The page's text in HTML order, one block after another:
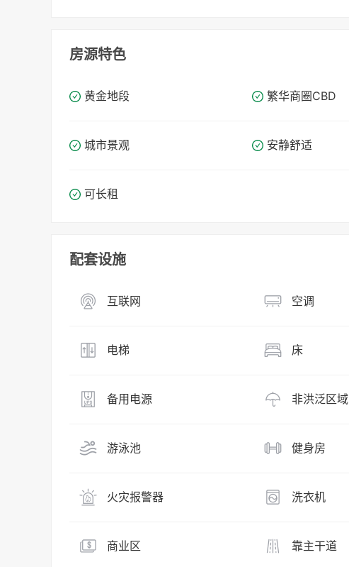
房源特色
黄金地段 繁华商圈​​CBD
城市景观 安静舒适
可长租
配套设施
互联网 空调
电梯 床
备用电源 非洪泛区域
游泳池 健身房
火灾报警器 洗衣机
商业区 靠主干道